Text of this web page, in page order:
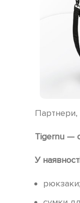
Партнери,
Tigernu —
У
рюкзаки;